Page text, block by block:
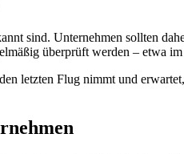
sind. Unternehmen sollten
überprüft werden – etwa
letzten Flug nimmt und